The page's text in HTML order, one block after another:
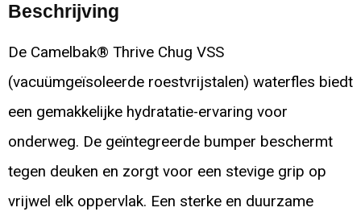
Beschrijving
De Camelbak® Thrive Chug VSS
(vacuümgeïsoleerde roestvrijstalen) waterfles biedt
een gemakkelijke hydratatie-ervaring voor
onderweg. De geïntegreerde bumper beschermt
tegen deuken en zorgt voor een stevige grip op
vrijwel elk oppervlak. Een sterke en duurzame